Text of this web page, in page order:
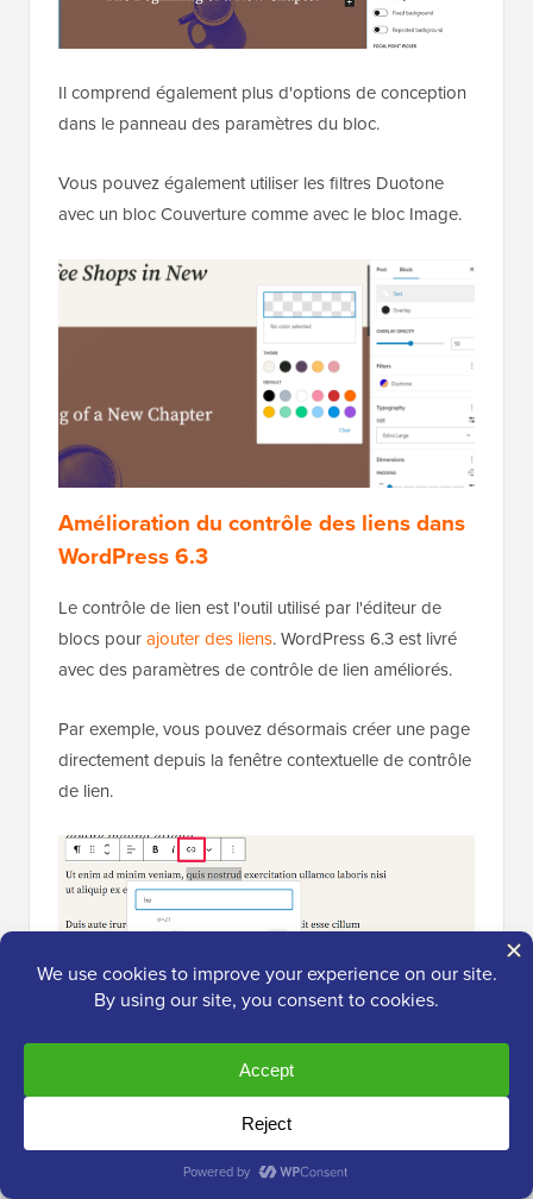
Il comprend également plus d'options de conception
dans le panneau des paramètres du bloc.
Vous pouvez également utiliser les filtres Duotone
avec un bloc Couverture comme avec le bloc Image.
Amélioration du contrôle des liens dans
WordPress 6.3
Le contrôle de lien est l'outil utilisé par l'éditeur de
blocs pourajouter des liens. WordPress 6.3 est livré
avec des paramètres de contrôle de lien améliorés.
Par exemple, vous pouvez désormais créer une page
directement depuis la fenêtre contextuelle de contrôle
de lien.
WordPress 6.3 a également déplacé le sélecteur pour
ouvrir un lien dans un nouvel onglet ou une nouvelle